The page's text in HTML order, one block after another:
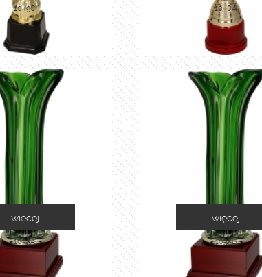
1049C 1048A
1035A
więcej
1035B
więcej